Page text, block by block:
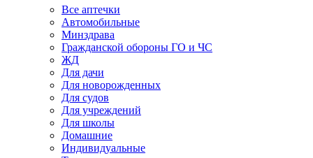
Все аптечки
Автомобильные
Минздрава
Гражданской обороны ГО и ЧС
ЖД
Для дачи
Для новорожденных
Для судов
Для учреждений
Для школы
Домашние
Индивидуальные